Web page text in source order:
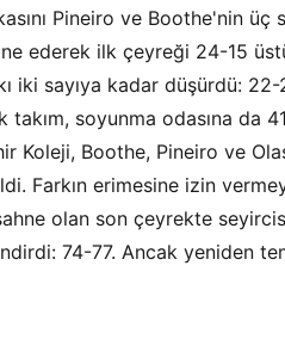
Pineiro ve Boothe'nin üç
ederek ilk çeyreği 24-15
iki sayıya kadar düşürdü:
soyunma odasına da
Koleji, Boothe, Pineiro ve
Farkın erimesine izin
olan son çeyrekte
74-77. Ancak yeniden